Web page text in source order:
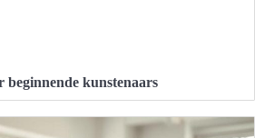
kunstenaars